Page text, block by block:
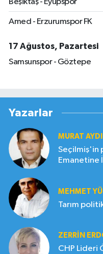
Beşiktaş - Eyüpspor
Amed - Erzurumspor FK
17 Ağustos, Pazartesi
Samsunspor - Göztepe
Yazarlar
MURAT
Seçilmiş'in
Emanetine
MEHMET
Tarım
ZERRIN
CHP Lideri